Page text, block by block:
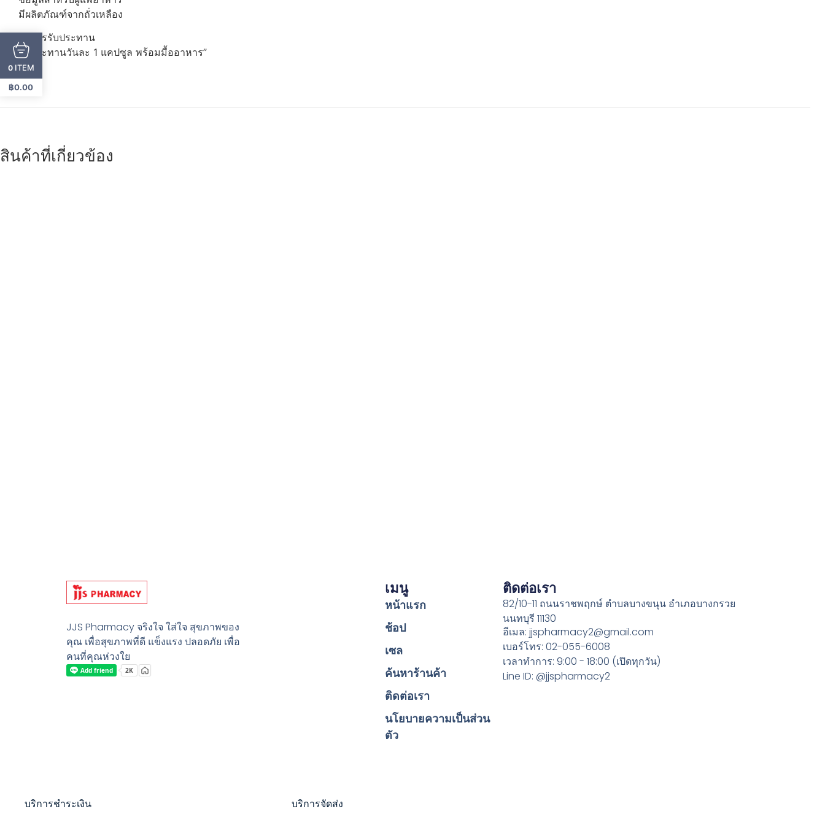
มีผลิตภัณฑ์จากถั่วเหลือง
วิธีการรับประทาน
รับประทานวันละ 1 แคปซูล พร้อมมื้ออาหาร”
สินค้าที่เกี่ยวข้อง
JJS Pharmacy จริงใจ ใส่ใจ สุขภาพของ
คุณ เพื่อสุขภาพที่ดี แข็งแรง ปลอดภัย เพื่อ
คนที่คุณห่วงใย
เมนู
หน้าแรก
ช้อป
เซล
ค้นหาร้านค้า
ติดต่อเรา
นโยบายความเป็นส่วน
ตัว
ติดต่อเรา
82/10-11 ถนนราชพฤกษ์ ตำบลบางขนุน อำเภอบางกรวย
นนทบุรี 11130
อีเมล: jjspharmacy2@gmail.com
เบอร์โทร: 02-055-6008
เวลาทำการ: 9:00 - 18:00 (เปิดทุกวัน)
Line ID: @jjspharmacy2
บริการชำระเงิน บริการจัดส่ง
0 ITEM
฿0.00